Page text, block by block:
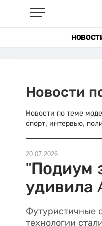
Новости
Новости по теме
спорт, интервью,
20.07.2026
"Подиум
удивила
Футуристичные
технологии